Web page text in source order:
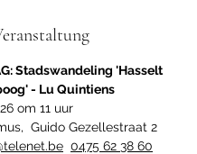
Stadswandeling 'Hasselt
- Lu Quintiens
om 11 uur
Guido Gezellestraat 2
0475 62 38 60